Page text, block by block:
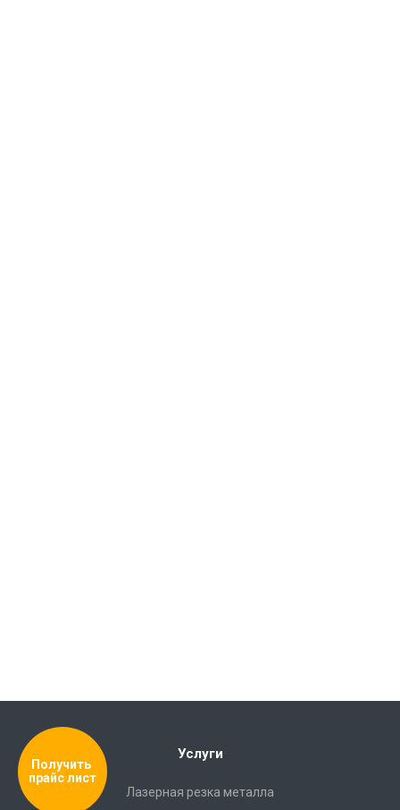
Услуги
Лазерная резка металла
Получить
прайс лист